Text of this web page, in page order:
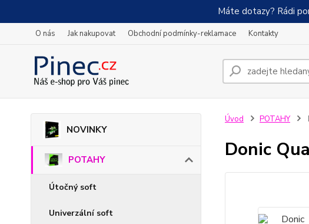
Máte dotazy? Rádi
O nás Jak nakupovat Obchodní podmínky-reklamace Kontakty
NOVINKY
POTAHY
Útočný soft
Univerzální soft
Úvod POTAHY
Donic